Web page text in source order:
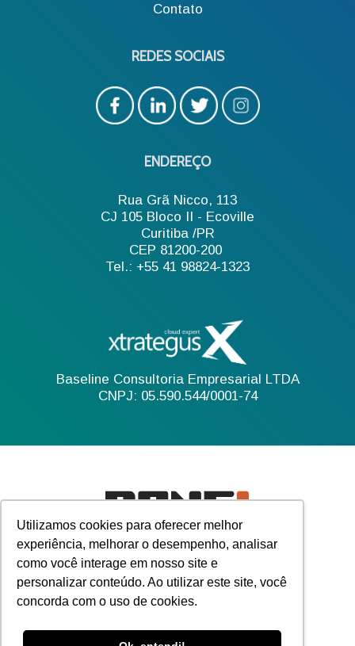
Utilizamos cookies para oferecer melhor
experiência, melhorar o desempenho, analisar
como você interage em nosso site e
personalizar conteúdo. Ao utilizar este site, você
concorda com o uso de cookies.
Contato
REDES SOCIAIS
ENDEREÇO
Rua Grã Nicco, 113
CJ 105 Bloco II - Ecoville
Curitiba /PR
CEP 81200-200
Tel.: +55 41 98824-1323
Baseline Consultoria Empresarial LTDA
CNPJ: 05.590.544/0001-74